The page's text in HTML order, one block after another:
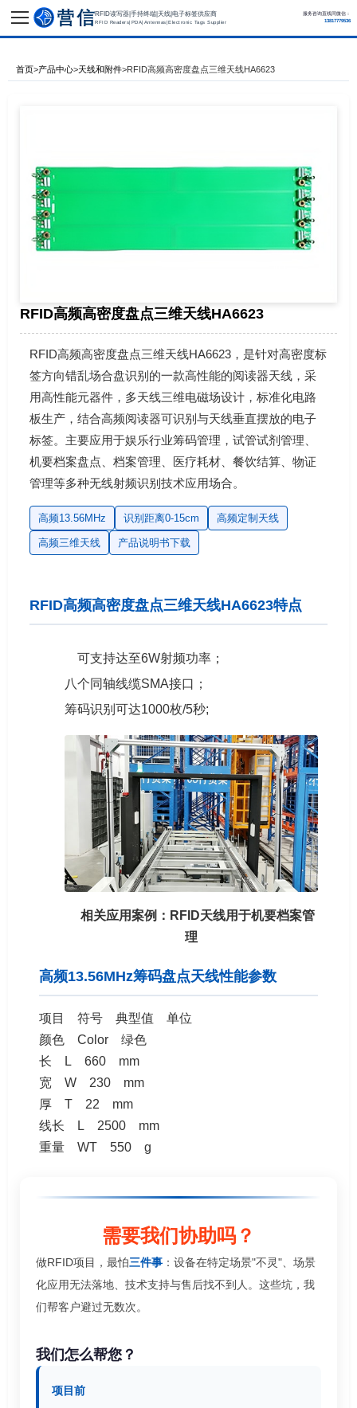
RFID读写器|手持终端|天线|电子标签供应商
RFID Readers|PDA|Antennas|Electronic Tags Supplier
服务咨询直线同微信：
13817779536
首页>产品中心>天线和附件>RFID高频高密度盘点三维天线HA6623
RFID高频高密度盘点三维天线HA6623
RFID高频高密度盘点三维天线HA6623，是针对高密度标
签方向错乱场合盘识别的一款高性能的阅读器天线，采
用高性能元器件，多天线三维电磁场设计，标准化电路
板生产，结合高频阅读器可识别与天线垂直摆放的电子
标签。主要应用于娱乐行业筹码管理，试管试剂管理、
机要档案盘点、档案管理、医疗耗材、餐饮结算、物证
管理等多种无线射频识别技术应用场合。
高频13.56MHz 识别距离0-15cm 高频定制天线
高频三维天线 产品说明书下载
RFID高频高密度盘点三维天线HA6623特点
可支持达至6W射频功率；
八个同轴线缆SMA接口；
筹码识别可达1000枚/5秒;
相关应用案例：RFID天线用于机要档案管
理
高频13.56MHz筹码盘点天线性能参数
项目 符号 典型值 单位
颜色 Color 绿色
长 L 660 mm
宽 W 230 mm
厚 T 22 mm
线长 L 2500 mm
重量 WT 550 g
需要我们协助吗？
做RFID项目，最怕三件事 ：设备在特定场景"不灵"、场景
化应用无法落地、技术支持与售后找不到人。这些坑，我
们帮客户避过无数次。
我们怎么帮您？
项目前